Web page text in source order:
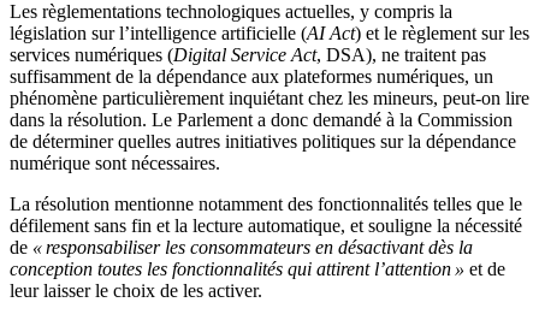
Les règlementations technologiques actuelles, y compris la
législation sur l’intelligence artificielle (AI Act) et le règlement sur les
services numériques (Digital Service Act, DSA), ne traitent pas
suffisamment de la dépendance aux plateformes numériques, un
phénomène particulièrement inquiétant chez les mineurs, peut-on lire
dans la résolution. Le Parlement a donc demandé à la Commission
de déterminer quelles autres initiatives politiques sur la dépendance
numérique sont nécessaires.
La résolution mentionne notamment des fonctionnalités telles que le
défilement sans fin et la lecture automatique, et souligne la nécessité
de « responsabiliser les consommateurs en désactivant dès la
conception toutes les fonctionnalités qui attirent l’attention » et de
leur laisser le choix de les activer.